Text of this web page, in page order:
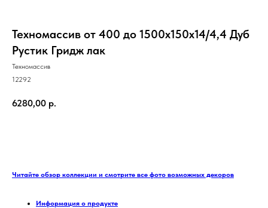
Техномассив от 400 до 1500х150х14/4,4 Дуб
Рустик Гридж лак
Техномассив
12292
6280,00 р.
Читайте обзор коллекции и смотрите все фото возможных декоров
Информация о продукте